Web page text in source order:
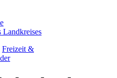
Landkreises
Freizeit &